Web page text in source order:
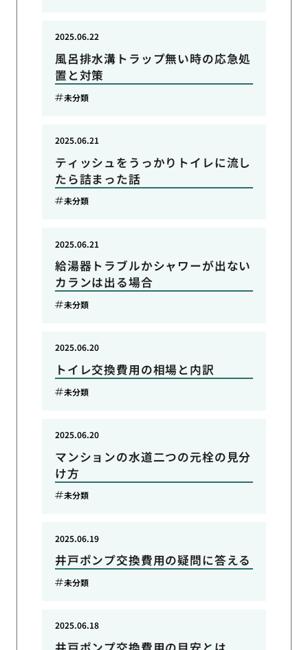
風呂排水溝トラップ無い時の応急処
置と対策
2025.06.22
未分類
ティッシュをうっかりトイレに流し
たら詰まった話
2025.06.21
未分類
給湯器トラブルかシャワーが出ない
カランは出る場合
2025.06.21
未分類
トイレ交換費用の相場と内訳
2025.06.20
未分類
マンションの水道二つの元栓の見分
け方
2025.06.20
未分類
井戸ポンプ交換費用の疑問に答える
2025.06.19
未分類
2025.06.18